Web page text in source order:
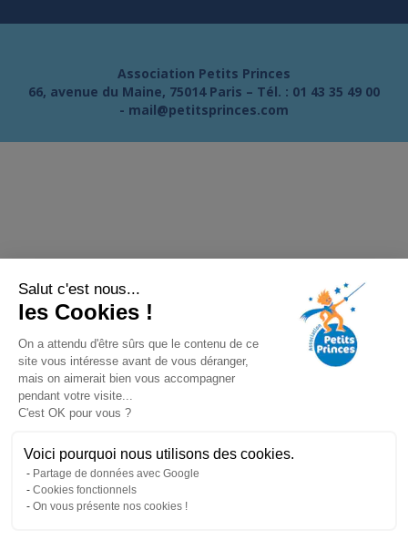
Salut c'est nous...
les Cookies !
On a attendu d'être sûrs que le contenu de ce
site vous intéresse avant de vous déranger,
mais on aimerait bien vous accompagner
pendant votre visite...
C'est OK pour vous ?
Voici pourquoi nous utilisons des cookies.
Partage de données avec Google
Cookies fonctionnels
On vous présente nos cookies !
Association Petits Princes
66, avenue du Maine, 75014 Paris – Tél. : 01 43 35 49 00
- mail@petitsprinces.com